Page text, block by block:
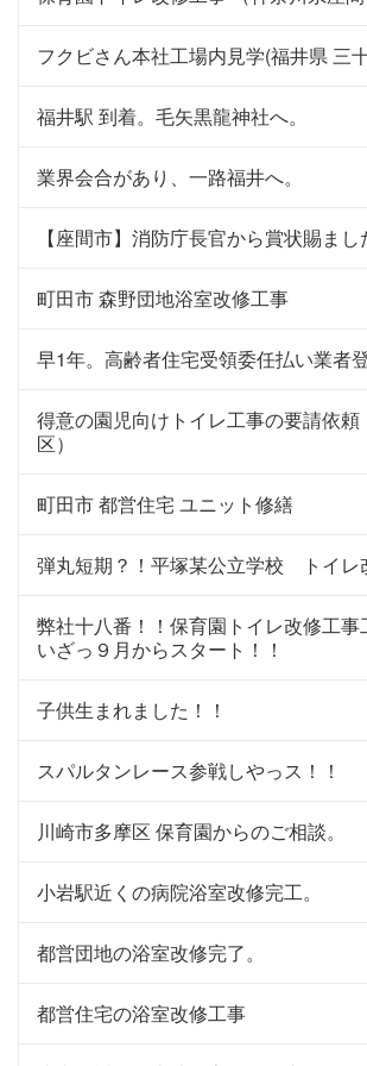
フクビさん本社工場内見学(福井県 三
福井駅 到着。毛矢黒龍神社へ。
業界会合があり、一路福井へ。
【座間市】消防庁長官から賞状賜まし
町田市 森野団地浴室改修工事
早1年。高齢者住宅受領委任払い業者
得意の園児向けトイレ工事の要請依頼
区）
町田市 都営住宅 ユニット修繕
弾丸短期？！平塚某公立学校 トイレ
弊社十八番！！保育園トイレ改修工事
いざっ９月からスタート！！
子供生まれました！！
スパルタンレース参戦しやっス！！
川崎市多摩区 保育園からのご相談。
小岩駅近くの病院浴室改修完工。
都営団地の浴室改修完了。
都営住宅の浴室改修工事